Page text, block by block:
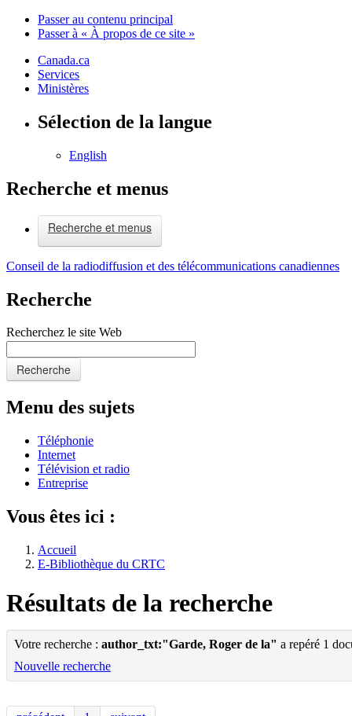
Passer au contenu principal
Passer à « À propos de ce site »
Canada.ca
Services
Ministères
Sélection de la langue
English
Recherche et menus
Recherche et menus
Conseil de la radiodiffusion et des télécommunications canadiennes
Recherche
Recherchez le site Web
Recherche
Menu des sujets
Téléphonie
Internet
Télévision et radio
Entreprise
Vous êtes ici :
Accueil
E-Bibliothèque du CRTC
Résultats de la recherche
Votre recherche : author_txt:"Garde, Roger de la" a repéré 1
Nouvelle recherche